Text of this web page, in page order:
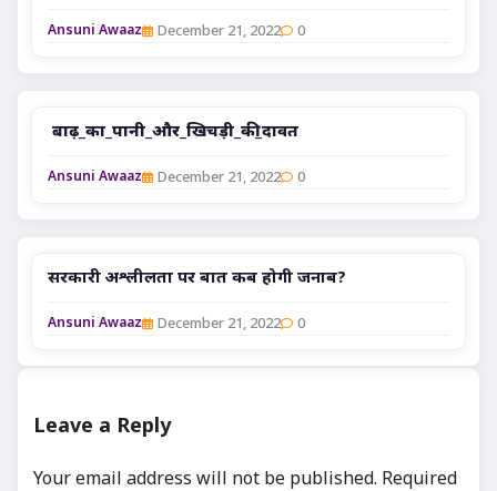
Ansuni Awaaz December 21, 2022 0
बाढ़_का_पानी_और_खिचड़ी_की_दावत
Ansuni Awaaz December 21, 2022 0
सरकारी अश्लीलता पर बात कब होगी जनाब?
Ansuni Awaaz December 21, 2022 0
Leave a Reply
Your email address will not be published. Required